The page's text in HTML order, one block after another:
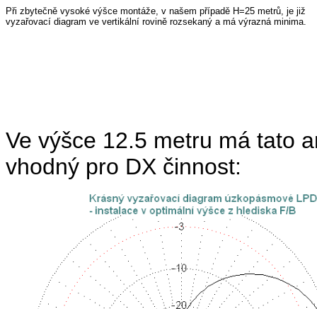
Při zbytečně vysoké výšce montáže, v našem případě H=25 metrů, je již
vyzařovací diagram ve vertikální rovině rozsekaný a má výrazná minima.
Ve výšce 12.5 metru má tato
vhodný pro DX činnost: